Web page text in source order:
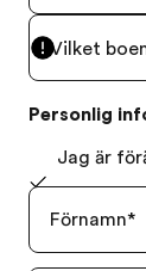
Vilket
Personlig
Jag är
Förnamn*